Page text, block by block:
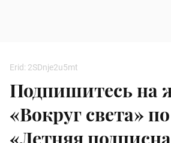
Erid: 2SDnje2u5mt
Подпишитесь на
«Вокруг света»